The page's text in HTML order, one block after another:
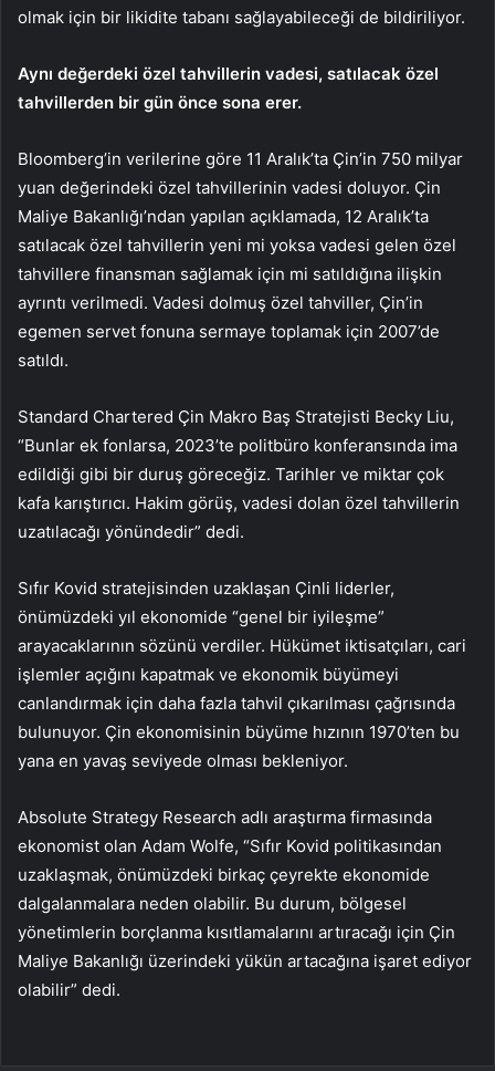
olmak için bir likidite tabanı sağlayabileceği de bildiriliyor.
Aynı değerdeki özel tahvillerin vadesi, satılacak özel
tahvillerden bir gün önce sona erer.
Bloomberg’in verilerine göre 11 Aralık’ta Çin’in 750 milyar
yuan değerindeki özel tahvillerinin vadesi doluyor. Çin
Maliye Bakanlığı’ndan yapılan açıklamada, 12 Aralık’ta
satılacak özel tahvillerin yeni mi yoksa vadesi gelen özel
tahvillere finansman sağlamak için mi satıldığına ilişkin
ayrıntı verilmedi. Vadesi dolmuş özel tahviller, Çin’in
egemen servet fonuna sermaye toplamak için 2007’de
satıldı.
Standard Chartered Çin Makro Baş Stratejisti Becky Liu,
“Bunlar ek fonlarsa, 2023’te politbüro konferansında ima
edildiği gibi bir duruş göreceğiz. Tarihler ve miktar çok
kafa karıştırıcı. Hakim görüş, vadesi dolan özel tahvillerin
uzatılacağı yönündedir” dedi.
Sıfır Kovid stratejisinden uzaklaşan Çinli liderler,
önümüzdeki yıl ekonomide “genel bir iyileşme”
arayacaklarının sözünü verdiler. Hükümet iktisatçıları, cari
işlemler açığını kapatmak ve ekonomik büyümeyi
canlandırmak için daha fazla tahvil çıkarılması çağrısında
bulunuyor. Çin ekonomisinin büyüme hızının 1970’ten bu
yana en yavaş seviyede olması bekleniyor.
Absolute Strategy Research adlı araştırma firmasında
ekonomist olan Adam Wolfe, “Sıfır Kovid politikasından
uzaklaşmak, önümüzdeki birkaç çeyrekte ekonomide
dalgalanmalara neden olabilir. Bu durum, bölgesel
yönetimlerin borçlanma kısıtlamalarını artıracağı için Çin
Maliye Bakanlığı üzerindeki yükün artacağına işaret ediyor
olabilir” dedi.